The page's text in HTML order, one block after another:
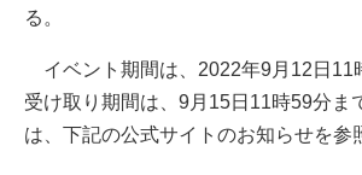
る。
イベント期間は、2022年9月12日11
受け取り期間は、9月15日11時59分ま
は、下記の公式サイトのお知らせを参